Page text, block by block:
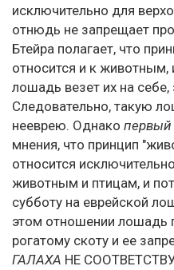
исключительно для
отнюдь не запрещает
Бтейра полагает, что
относится и к животным,
лошадь везет их на
Следовательно, такую
нееврею. Однако первый
мнения, что принцип
относится
животным и птицам, и
субботу на еврейской
этом отношении лошадь
рогатому скоту и ее
ГАЛАХА НЕ